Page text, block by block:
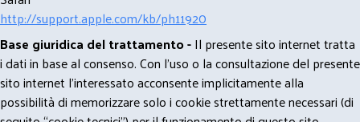
http://support.apple.com/kb/ph11920
Base giuridica del trattamento -Il presente sito internet tratta
i dati in base al consenso. Con l'uso o la consultazione del presente
sito internet l’interessato acconsente implicitamente alla
possibilità di memorizzare solo i cookie strettamente necessari (di